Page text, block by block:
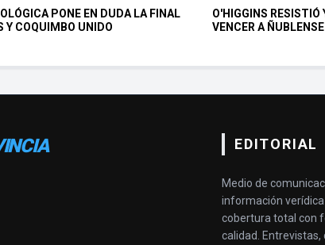
PONE EN DUDA LA FINAL
Y COQUIMBO UNIDO
O'HIGGINS RESISTIÓ
VENCER A ÑUBLENSE
EDITORIAL
Medio de
información verídica
cobertura total con
calidad.